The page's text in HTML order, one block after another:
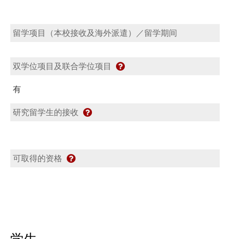
留学项目（本校接收及海外派遣）／留学期间
双学位项目及联合学位项目
有
研究留学生的接收
可取得的资格